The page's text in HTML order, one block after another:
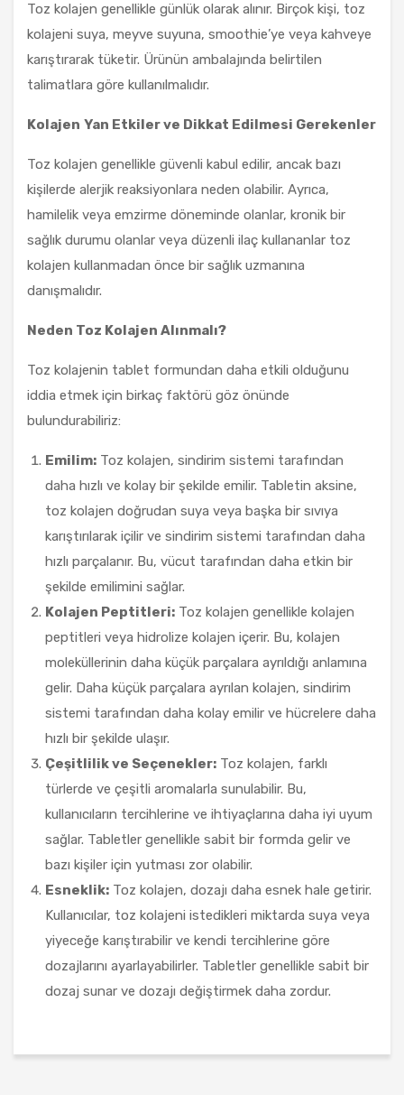
Toz kolajen genellikle günlük olarak alınır. Birçok kişi, toz
kolajeni suya, meyve suyuna, smoothie’ye veya kahveye
karıştırarak tüketir. Ürünün ambalajında belirtilen
talimatlara göre kullanılmalıdır.
Kolajen Yan Etkiler ve Dikkat Edilmesi Gerekenler
Toz kolajen genellikle güvenli kabul edilir, ancak bazı
kişilerde alerjik reaksiyonlara neden olabilir. Ayrıca,
hamilelik veya emzirme döneminde olanlar, kronik bir
sağlık durumu olanlar veya düzenli ilaç kullananlar toz
kolajen kullanmadan önce bir sağlık uzmanına
danışmalıdır.
Neden Toz Kolajen Alınmalı?
Toz kolajenin tablet formundan daha etkili olduğunu
iddia etmek için birkaç faktörü göz önünde
bulundurabiliriz:
Emilim: Toz kolajen, sindirim sistemi tarafından
daha hızlı ve kolay bir şekilde emilir. Tabletin aksine,
toz kolajen doğrudan suya veya başka bir sıvıya
karıştırılarak içilir ve sindirim sistemi tarafından daha
hızlı parçalanır. Bu, vücut tarafından daha etkin bir
şekilde emilimini sağlar.
Kolajen Peptitleri: Toz kolajen genellikle kolajen
peptitleri veya hidrolize kolajen içerir. Bu, kolajen
moleküllerinin daha küçük parçalara ayrıldığı anlamına
gelir. Daha küçük parçalara ayrılan kolajen, sindirim
sistemi tarafından daha kolay emilir ve hücrelere daha
hızlı bir şekilde ulaşır.
Çeşitlilik ve Seçenekler: Toz kolajen, farklı
türlerde ve çeşitli aromalarla sunulabilir. Bu,
kullanıcıların tercihlerine ve ihtiyaçlarına daha iyi uyum
sağlar. Tabletler genellikle sabit bir formda gelir ve
bazı kişiler için yutması zor olabilir.
Esneklik: Toz kolajen, dozajı daha esnek hale getirir.
Kullanıcılar, toz kolajeni istedikleri miktarda suya veya
yiyeceğe karıştırabilir ve kendi tercihlerine göre
dozajlarını ayarlayabilirler. Tabletler genellikle sabit bir
dozaj sunar ve dozajı değiştirmek daha zordur.